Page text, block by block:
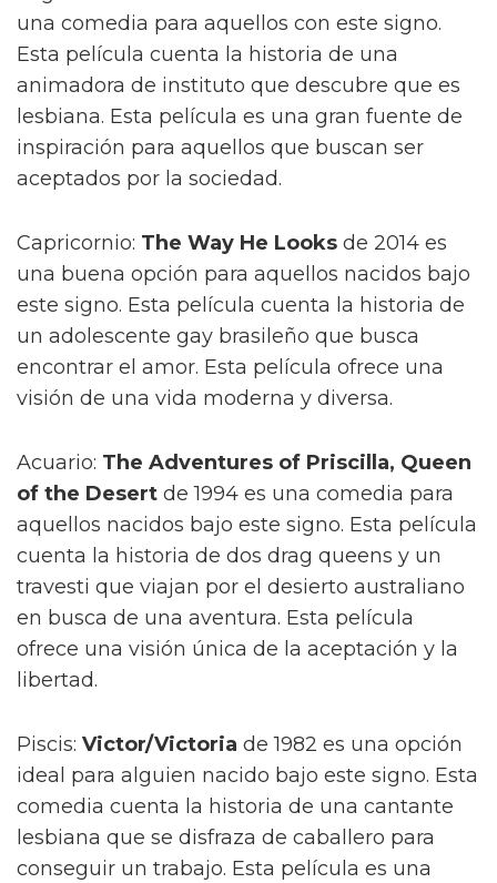
una comedia para aquellos con este signo.
Esta película cuenta la historia de una
animadora de instituto que descubre que es
lesbiana. Esta película es una gran fuente de
inspiración para aquellos que buscan ser
aceptados por la sociedad.
Capricornio: The Way He Looks de 2014 es
una buena opción para aquellos nacidos bajo
este signo. Esta película cuenta la historia de
un adolescente gay brasileño que busca
encontrar el amor. Esta película ofrece una
visión de una vida moderna y diversa.
Acuario: The Adventures of Priscilla, Queen
of the Desert de 1994 es una comedia para
aquellos nacidos bajo este signo. Esta película
cuenta la historia de dos drag queens y un
travesti que viajan por el desierto australiano
en busca de una aventura. Esta película
ofrece una visión única de la aceptación y la
libertad.
Piscis: Victor/Victoria de 1982 es una opción
ideal para alguien nacido bajo este signo. Esta
comedia cuenta la historia de una cantante
lesbiana que se disfraza de caballero para
conseguir un trabajo. Esta película es una